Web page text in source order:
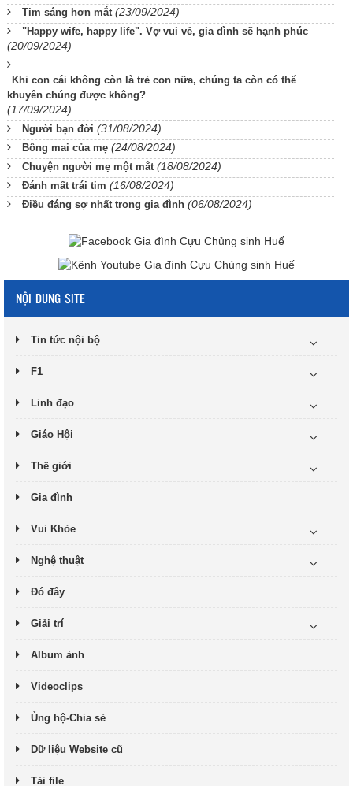
Tim sáng hơn mắt (23/09/2024)
"Happy wife, happy life". Vợ vui vẻ, gia đình sẽ hạnh phúc
(20/09/2024)
Khi con cái không còn là trẻ con nữa, chúng ta còn có thể
khuyên chúng được không?
(17/09/2024)
Người bạn đời (31/08/2024)
Bông mai của mẹ (24/08/2024)
Chuyện người mẹ một mắt (18/08/2024)
Đánh mất trái tim (16/08/2024)
Điều đáng sợ nhất trong gia đình (06/08/2024)
NỘI DUNG SITE
Tin tức nội bộ
F1
Linh đạo
Giáo Hội
Thế giới
Gia đình
Vui Khỏe
Nghệ thuật
Đó đây
Giải trí
Album ảnh
Videoclips
Ủng hộ-Chia sẻ
Dữ liệu Website cũ
Tải file